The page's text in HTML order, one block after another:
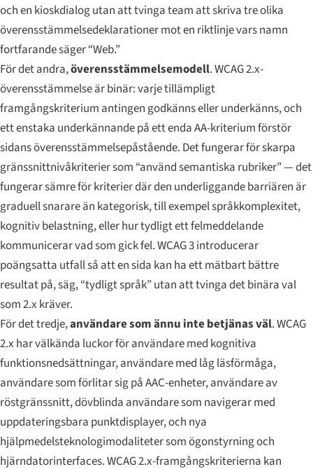
och en kioskdialog utan att tvinga team att skriva tre olika
överensstämmelsedeklarationer mot en riktlinje vars namn
fortfarande säger “Web.”
För det andra,överensstämmelsemodell. WCAG 2.x-
överensstämmelse är binär: varje tillämpligt
framgångskriterium antingen godkänns eller underkänns, och
ett enstaka underkännande på ett enda AA-kriterium förstör
sidans överensstämmelsepåstående. Det fungerar för skarpa
gränssnittnivåkriterier som “använd semantiska rubriker” — det
fungerar sämre för kriterier där den underliggande barriären är
graduell snarare än kategorisk, till exempel språkkomplexitet,
kognitiv belastning, eller hur tydligt ett felmeddelande
kommunicerar vad som gick fel. WCAG 3 introducerar
poängsatta utfall så att en sida kan ha ett mätbart bättre
resultat på, säg, “tydligt språk” utan att tvinga det binära val
som 2.x kräver.
För det tredje,användare som ännu inte betjänas väl. WCAG
2.x har välkända luckor för användare med kognitiva
funktionsnedsättningar, användare med låg läsförmåga,
användare som förlitar sig på AAC-enheter, användare av
röstgränssnitt, dövblinda användare som navigerar med
uppdateringsbara punktdisplayer, och nya
hjälpmedelsteknologimodaliteter som ögonstyrning och
hjärndatorinterfaces. WCAG 2.x-framgångskriterierna kan